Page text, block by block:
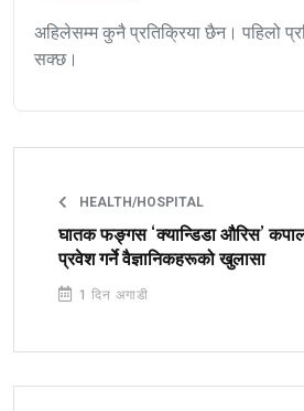
अहिलेसम्म कुनै प्रतिक्रिया छैन। पहिलो
सक्छ।
HEALTH/HOSPITAL
घातक फङ्गस ‘क्यान्डिडा औरिस’
प्रवेश गर्ने वैज्ञानिकहरूको खुलासा
1 दिन अगाडी